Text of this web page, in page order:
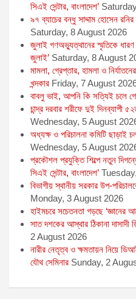
সিএই সেন্টার, বাংলাদেশ’
৯৭ ব্যাচের বন্ধু সাদ্দাম হোসেন
Saturday, 8 August 2026
জুলাই গণঅভ্যুত্থানের স্মৃতিকে
জুলাই’ Saturday, 8 August
মামলা, গ্রেপ্তার, হামলা ও
খন্দকার Friday, 7 August
বাবলু ভাই, আপনি কি সত্যিই চলে
চান্দ্র দরবার শরীফে দুই দিনব্যাপী
Wednesday, 5 August
অধ্যক্ষ ও পরিচালনা কমিটি ছাড়াই
Wednesday, 5 August
প্রকৌশল প্রযুক্তি শিল্পে নতুন
সিএই সেন্টার, বাংলাদেশ’
বিভাগীয় স্থানীয় সরকার উপ-
Monday, 3 August 2026
হাইমচরে সচেতনতা গড়ছে ‘জ্ঞানের
সাত দশকের আস্থার ঠিকানা
2 August 2026
নারীর নেতৃত্ব ও ক্ষমতায়ন নিয়ে
যৌথ সেমিনার Sunday, 2